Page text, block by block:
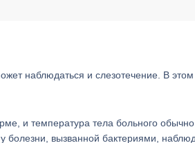
наблюдаться и слезотечение. В этом
и температура тела больного
болезни, вызванной бактериями,